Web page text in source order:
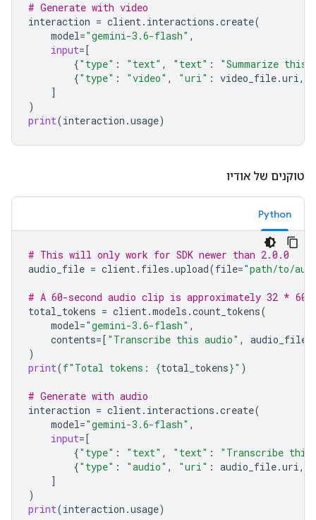
# Generate with video
interaction = client. interactions .create(
model="gemini-3.6-flash" ,
input=[
{"type" : "text" , "text" :
"Summarize this
{"type" : "video" , "uri" : video_file.uri,
]
)
print(interaction .usage)
טוקנים של אודיו
Python
# This will only work for SDK newer than 2.0.0
audio_file = client. files .upload(file="path/to/
# A 60-second audio clip is approximately 32 * 60
total_tokens = client.models .count_tokens(
model="gemini-3.6-flash" ,
contents=[ "Transcribe this audio" , audio_file
)
print(f"Total tokens: {total_tokens}" )
# Generate with audio
interaction = client. interactions .create(
model="gemini-3.6-flash" ,
input=[
{"type" : "text" , "text" :
"Transcribe this
{"type" : "audio" , "uri" : audio_file.uri,
]
)
print(interaction .usage)